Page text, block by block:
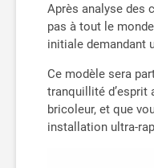
Après analyse des
pas à tout le
initiale demandant
Ce modèle sera
tranquillité d’esprit
bricoleur, et que
installation ultra-